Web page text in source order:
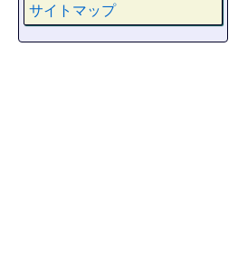
サイトマップ